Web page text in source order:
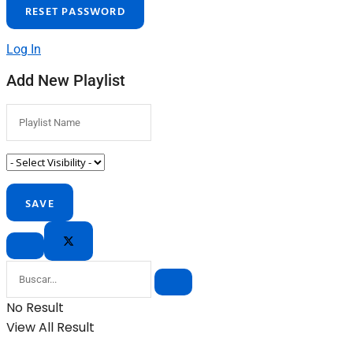
Log In
Add New Playlist
No Result
View All Result